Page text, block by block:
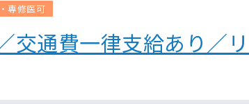
専修医可
通費一律支給あり／リ